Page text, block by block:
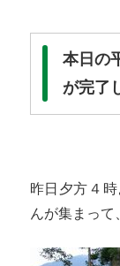
本日の
が完了
昨日夕方４
んが集まって